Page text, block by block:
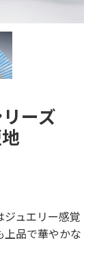
ーズ
ュエリー感覚
品で華やかな